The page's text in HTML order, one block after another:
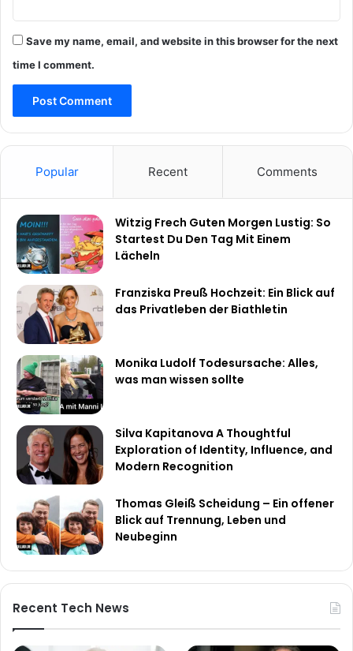
Save my name, email, and website in this browser for the next
time I comment.
Popular Recent Comments
Witzig Frech Guten Morgen Lustig: So
Startest Du Den Tag Mit Einem
Lächeln
Franziska Preuß Hochzeit: Ein Blick auf
das Privatleben der Biathletin
Monika Ludolf Todesursache: Alles,
was man wissen sollte
Silva Kapitanova A Thoughtful
Exploration of Identity, Influence, and
Modern Recognition
Thomas Gleiß Scheidung – Ein offener
Blick auf Trennung, Leben und
Neubeginn
Recent Tech News